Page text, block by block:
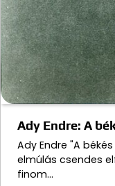
Ady Endre: A
Ady Endre "A
elmúlás csendes
finom…